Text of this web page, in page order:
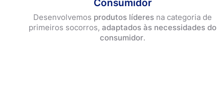
Informação sobre pensos
Primeiros socorros
Tudo sobre o cuidado dos pés
Consumidor
Desenvolvemos produtos líderes na categoria de
primeiros socorros,adaptados às necessidades do
consumidor.